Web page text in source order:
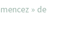
» de